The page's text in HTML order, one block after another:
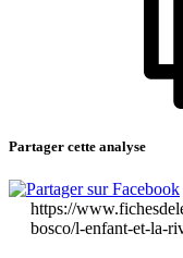
Partager cette analyse
https://
bosco/l-enfant-et-la-